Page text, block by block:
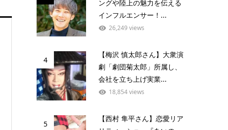
ングや陸上の魅力を伝える
インフルエンサー！...
26,249 views
4
【梅沢 慎太郎さん】大衆演
劇「劇団菊太郎」所属し、
会社を立ち上げ実業...
18,854 views
5
【西村 隼平さん】恋愛リア